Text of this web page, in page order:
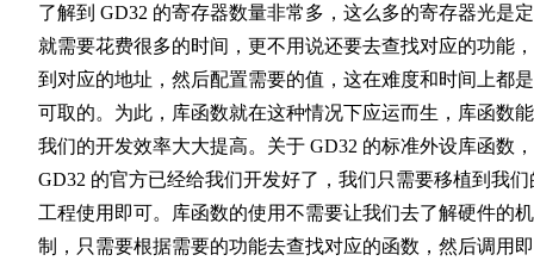
了解到 GD32 的寄存器数量非常多，这么多的寄存器光是
就需要花费很多的时间，更不用说还要去查找对应的功能
到对应的地址，然后配置需要的值，这在难度和时间上都
可取的。为此，库函数就在这种情况下应运而生，库函数
我们的开发效率大大提高。关于 GD32 的标准外设库函数，
GD32 的官方已经给我们开发好了，我们只需要移植到我们
工程使用即可。库函数的使用不需要让我们去了解硬件的机
制，只需要根据需要的功能去查找对应的函数，然后调用即